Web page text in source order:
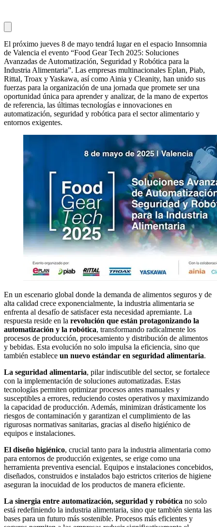
El próximo jueves 8 de mayo tendrá lugar en el espacio Innsomnia
de Valencia el evento “Food Gear Tech 2025: Soluciones
Avanzadas de Automatización, Seguridad y Robótica para la
Industria Alimentaria”. Las empresas multinacionales Eplan, Piab,
Rittal, Troax y Yaskawa, así como Ainia y Cleanity, han unido sus
fuerzas para la organización de una jornada que promete ser una
oportunidad única para aprender y analizar, de la mano de expertos
de referencia, las últimas tecnologías e innovaciones en
automatización, seguridad y robótica para el sector alimentario y
entornos exigentes.
En un escenario global donde la demanda de alimentos seguros y de
alta calidad crece exponencialmente, la industria alimentaria se
enfrenta al desafío de satisfacer esta necesidad apremiante. La
respuesta reside en la revolución que están protagonizando la
automatización y la robótica, transformando radicalmente los
procesos de producción, procesamiento y distribución de alimentos
y bebidas. Esta evolución no solo impulsa la eficiencia, sino que
también establece un nuevo estándar en seguridad alimentaria.
La seguridad alimentaria, pilar indiscutible del sector, se fortalece
con la implementación de soluciones automatizadas. Estas
tecnologías permiten optimizar procesos antes manuales y
susceptibles a errores, reduciendo costes operativos y maximizando
la capacidad de producción. Además, minimizan drásticamente los
riesgos de contaminación y garantizan el cumplimiento de las
rigurosas normativas sanitarias, gracias al diseño higiénico de
equipos e instalaciones.
El diseño higiénico, crucial tanto para la industria alimentaria como
para entornos de producción exigentes, se erige como una
herramienta preventiva esencial. Equipos e instalaciones concebidos,
diseñados, construidos e instalados bajo estrictos criterios de higiene
aseguran la inocuidad de los productos de manera eficiente.
La sinergia entre automatización, seguridad y robótica no solo
está redefiniendo la industria alimentaria, sino que también sienta las
bases para un futuro más sostenible. Procesos más eficientes y